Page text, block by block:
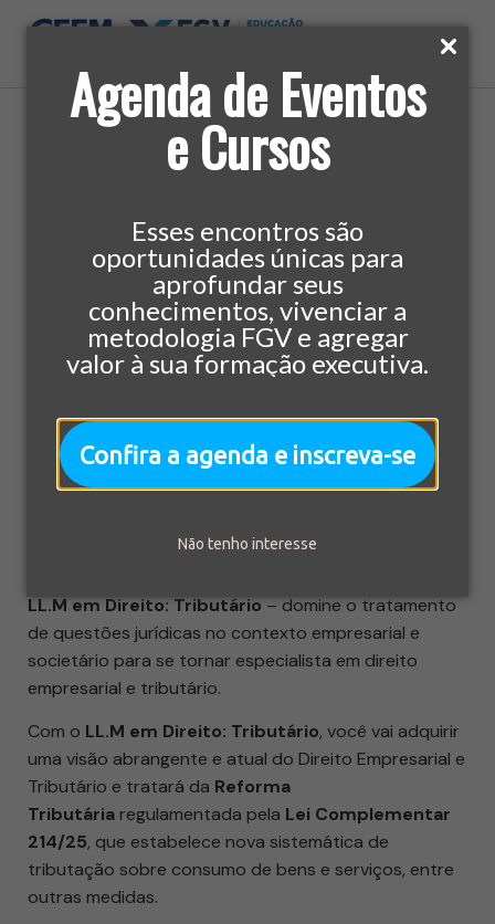
Agenda de Eventos
e Cursos
Esses encontros são
oportunidades únicas para
aprofundar seus
conhecimentos, vivenciar a
metodologia FGV e agregar
valor à sua formação executiva.
Confira a agenda e inscreva-se
Não tenho interesse
Home » Cursos » Direito » LL.M em Direito: Tributário
Direito 432 horas/aula
LL.M em Direito:
Tributário
LL.M em Direito: Tributário– domine o tratamento
de questões jurídicas no contexto empresarial e
societário para se tornar especialista em direito
empresarial e tributário.
Com o LL.M em Direito: Tributário, você vai adquirir
uma visão abrangente e atual do Direito Empresarial e
Tributário e tratará da Reforma
Tributáriaregulamentada pela Lei Complementar
214/25, que estabelece nova sistemática de
tributação sobre consumo de bens e serviços, entre
outras medidas.